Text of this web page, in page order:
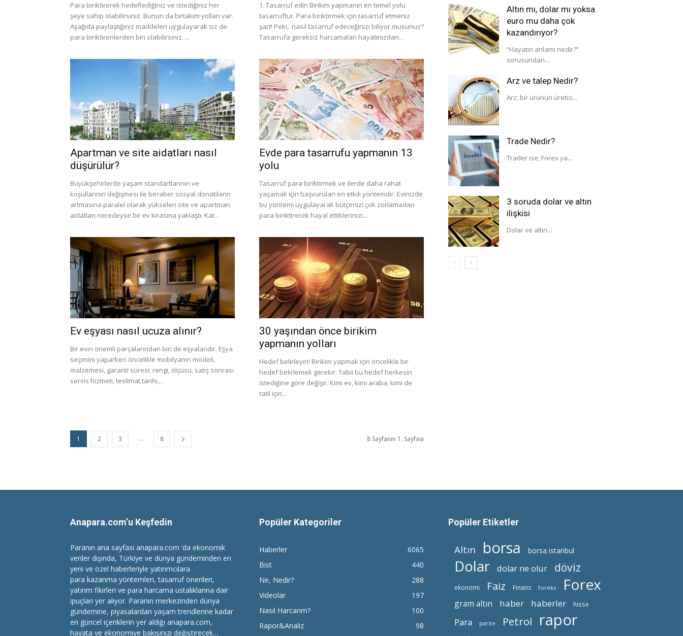
Para biriktirerek hedeflediğiniz ve istediğiniz her
şeye sahip olabilirsiniz. Bunun da birtakım yolları var.
Aşağıda paylaştığınız maddeleri uygulayarak siz de
para biriktirenlerden biri olabilirsiniz. ...
1. Tasarruf edin Birikim yapmanın en temel yolu
tasarruftur. Para biriktirmek için tasarruf etmeniz
şart! Peki, nasıl tasarruf edeceğinizi biliyor musunuz?
Tasarrufa gereksiz harcamaları hayatınızdan...
Apartman ve site aidatları nasıl
düşürülür?
Büyükşehirlerde yaşam standartlarının ve
koşullarının değişmesi ile beraber sosyal donatıların
artmasına paralel olarak yükselen site ve apartman
aidatları neredeyse bir ev kirasına yaklaştı. Kat...
Evde para tasarrufu yapmanın 13
yolu
Tasarruf para biriktirmek ve ilerde daha rahat
yaşamak için başvurulan en etkili yöntemdir. Evinizde
bu yöntemi uygulayarak bütçenizi çok zorlamadan
para biriktirerek hayal ettiklerinizi...
Ev eşyası nasıl ucuza alınır?
Bir evin önemli parçalarından biri de eşyalarıdır. Eşya
seçimini yaparken öncelikle mobilyanın modeli,
malzemesi, garanti süresi, rengi, ölçüsü, satış sonrası
servis hizmeti, teslimat tarihi,...
30 yaşından önce birikim
yapmanın yolları
Hedef belirleyin! Birikim yapmak için öncelikle bir
hedef belirlemek gerekir. Tabii bu hedef herkesin
istediğine göre değişir. Kimi ev, kimi araba, kimi de
tatil için...
1 2 3 ... 8 8 Sayfanın 1. Sayfası
Altın mı, dolar mı yoksa
euro mu daha çok
kazandırıyor?
“Hayatın anlamı nedir?”
sorusundan...
Arz ve talep Nedir?
Arz; bir ürünün üretici...
Trade Nedir?
Trader ise; Forex ya...
3 soruda dolar ve altın
ilişkisi
Dolar ve altın...
Anapara.com’u Keşfedin
Paranın ana sayfası anapara.com ’da ekonomik
veriler dışında, Türkiye ve dünya gündeminden en
yeni ve özel haberleriyle yatırımcılara
para kazanma yöntemleri, tasarruf önerileri,
yatırım fikirleri ve para harcama ustalıklarına dair
ipuçları yer alıyor. Paranın merkezinden dünya
gündemine, piyasalardan yaşam trendlerine kadar
en güncel içeriklerin yer aldığı anapara.com,
hayata ve ekonomiye bakışınızı değiştirecek…
Popüler Kategoriler
Haberler
6065
Bist
440
Ne, Nedir?
288
Videolar
197
Nasıl Harcarım?
100
Rapor&Analiz
98
Popüler Etiketler
Altın borsa borsa istanbul
Dolar dolar ne olur döviz
ekonomi Faiz Finans foreks Forex
gram altın haber haberler hisse
Para parite Petrol rapor